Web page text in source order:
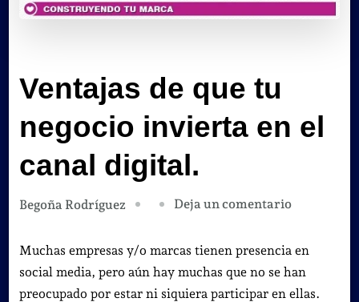
Ventajas de que tu
negocio invierta en el
canal digital.
Begoña Rodríguez Deja un comentarioen
de
que
tu
Muchas empresas y/o marcas tienen presencia en
social media, pero aún hay muchas que no se han
preocupado por estar ni siquiera participar en ellas.